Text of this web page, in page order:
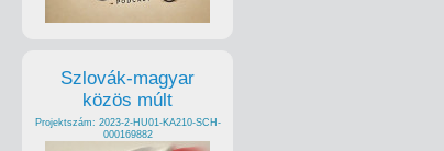
Szlovák-magyar
közös múlt
Projektszám: 2023-2-HU01-KA210-SCH-
000169882